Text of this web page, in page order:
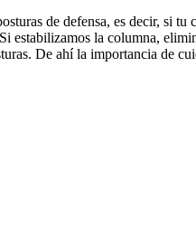
de defensa, es decir, si
estabilizamos la columna,
De ahí la importancia de